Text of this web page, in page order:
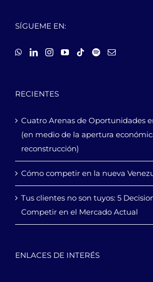
SÍGUEME EN:
RECIENTES
Cuatro Arenas de Oportunidades
(en medio de la apertura
reconstrucción)
Cómo competir en la nueva
Tus clientes no son tuyos: 5
Competir en el Mercado Actual
ENLACES DE INTERÉS